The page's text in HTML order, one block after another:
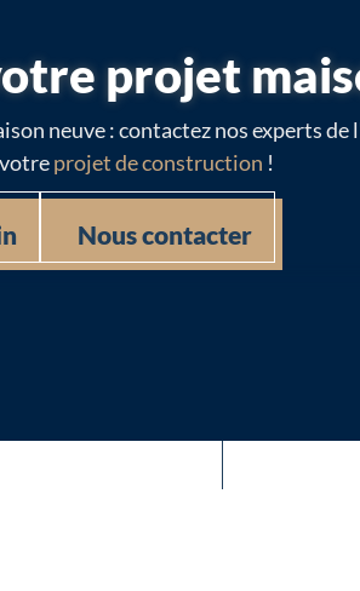
projet
neuve : contactez nos experts
projet de construction !
Nous contacter